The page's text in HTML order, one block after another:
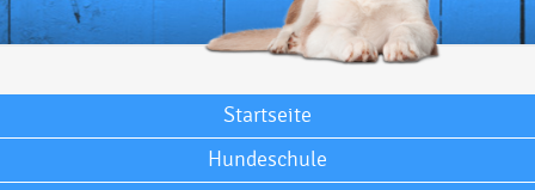
Startseite
Hundeschule